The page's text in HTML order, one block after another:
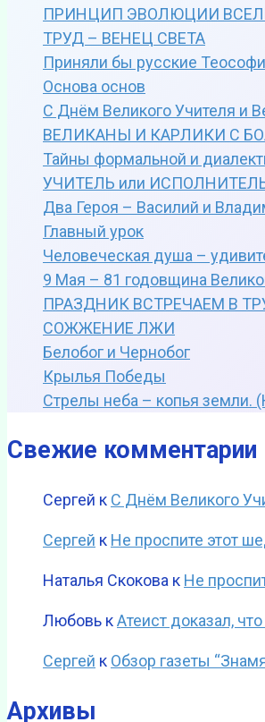
ПРИНЦИП ЭВОЛЮЦИИ
ТРУД – ВЕНЕЦ СВЕТА
Приняли бы русские
Основа основ
С Днём Великого Учителя и
ВЕЛИКАНЫ И КАРЛИКИ С
Тайны формальной и
УЧИТЕЛЬ или
Два Героя – Василий и
Главный урок
Человеческая душа –
9 Мая – 81 годовщина
ПРАЗДНИК ВСТРЕЧАЕМ В
СОЖЖЕНИЕ ЛЖИ
Белобог и Чернобог
Крылья Победы
Стрелы неба – копья земли.
Свежие комментарии
Сергей к С Днём Великого
Сергей к Не проспите этот
Наталья Скокова к Не
Любовь кАтеист доказал,
Сергей к Обзор газеты
Архивы